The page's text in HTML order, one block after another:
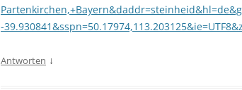
-
Antworten ↓